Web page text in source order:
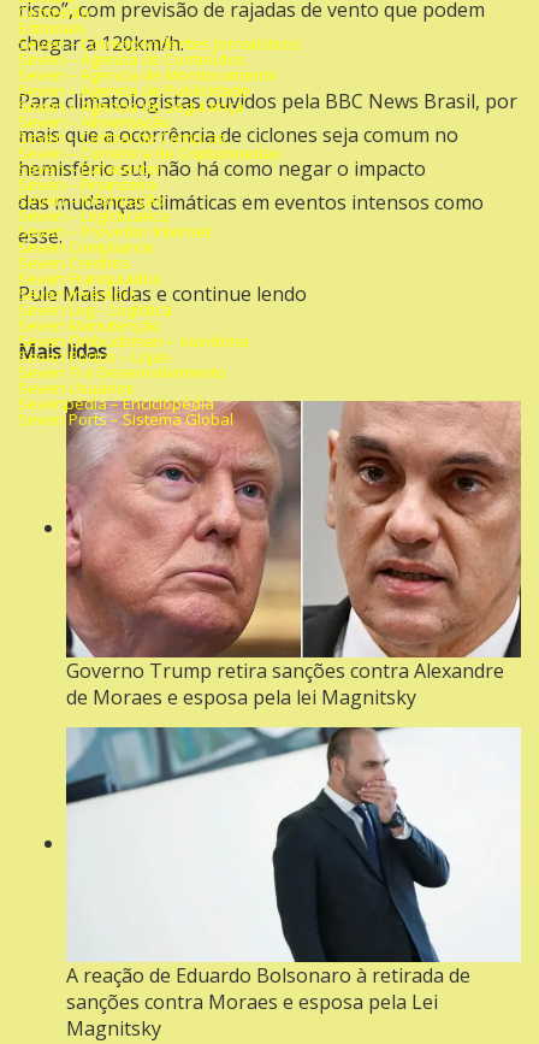
risco”, com previsão de rajadas de vento que podem
chegar a 120km/h.
Para climatologistas ouvidos pela BBC News Brasil, por
mais que a ocorrência de ciclones seja comum no
hemisfério sul, não há como negar o impacto
dasmudanças climáticas em eventos intensos como
esse.
Pule Mais lidas e continue lendo
Mais lidas
Governo Trump retira sanções contra Alexandre
de Moraes e esposa pela lei Magnitsky
A reação de Eduardo Bolsonaro à retirada de
sanções contra Moraes e esposa pela Lei
Magnitsky
Conteúdo
Editoriais
Seven – Correspondentes Jornalisticos
Seven – Agencia de Conteúdos
Seven – Agencia de Monitoramento
Seven – Agencia de Publicidade
Seven – Agencia de Segurança
Seven – Alimentação
Seven – Central de Compras
Seven – Corretora de Criptomoedas
Seven – Datacenter
Seven – Financeira
Seven – Informação
Seven – Logísticatica
Seven – Provedor Internet
Seven Compliance
Seven Creditos
Seven Franquiados
Seven Investors
Seven Log – Logística
Seven Manutenção
Seven Ombudsman – ouvidoria
Seven Portos – Lojas
Seven TI e Desenvolvimento
Seven Usuários
Sevenpédia – Enciclopédia
Seven Ports – Sistema Global